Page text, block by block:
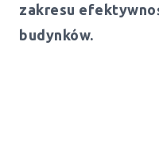
zakresu
budynków.
Świadectwo